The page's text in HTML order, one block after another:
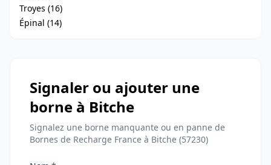
Troyes (16)
Épinal (14)
Signaler ou ajouter une
borne à Bitche
Signalez une borne manquante ou en panne de
Bornes de Recharge France à Bitche (57230)